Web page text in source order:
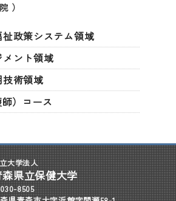
）
政策システム領域
ント領域
術領域
）コース
大学法人
森県立保健大学
8505